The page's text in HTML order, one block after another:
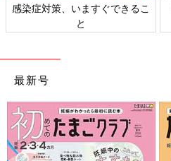
感染症対策、いますぐできるこ
と
最新号